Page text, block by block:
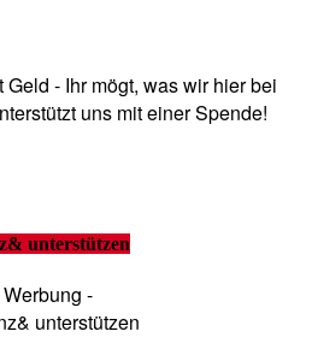
- Ihr mögt, was wir hier bei
uns mit einer Spende!
unterstützen
-